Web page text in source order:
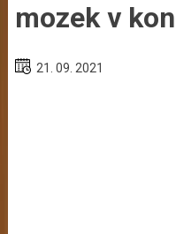
mozek v
21. 09. 2021